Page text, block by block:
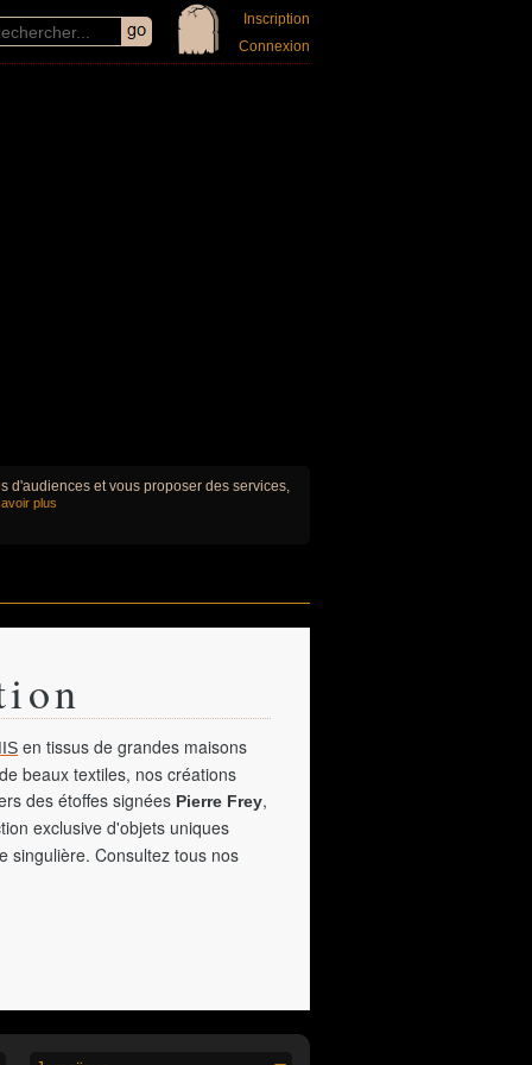
Inscription
Connexion
d'audiences et vous proposer des services,
plus
en tissus de grandes maisons
beaux textiles, nos créations
des étoffes signées Pierre Frey,
exclusive d'objets uniques
singulière. Consultez tous nos